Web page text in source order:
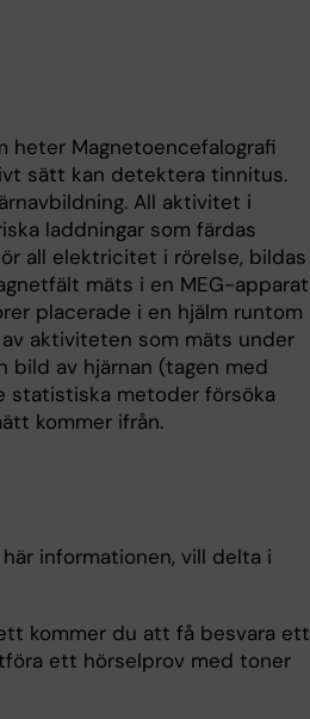
heter Magnetoencefalografi
sätt kan detektera tinnitus.
All aktivitet i
laddningar som färdas
all elektricitet i rörelse, bildas
mäts i en MEG-apparat
placerade i en hjälm runtom
aktiviteten som mäts under
bild av hjärnan (tagen med
statistiska metoder försöka
kommer ifrån.
informationen, vill delta i
kommer du att få besvara ett
ett hörselprov med toner